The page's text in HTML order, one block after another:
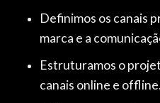
Definimos os canais
marca e a
Estruturamos o
canais online e offline.